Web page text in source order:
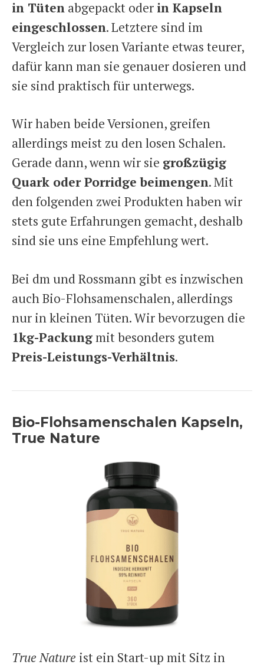
in Tüten abgepackt oder in Kapseln
eingeschlossen. Letztere sind im
Vergleich zur losen Variante etwas teurer,
dafür kann man sie genauer dosieren und
sie sind praktisch für unterwegs.
Wir haben beide Versionen, greifen
allerdings meist zu den losen Schalen.
Gerade dann, wenn wir sie großzügig
Quark oder Porridge beimengen. Mit
den folgenden zwei Produkten haben wir
stets gute Erfahrungen gemacht, deshalb
sind sie uns eine Empfehlung wert.
Bei dm und Rossmann gibt es inzwischen
auch Bio-Flohsamenschalen, allerdings
nur in kleinen Tüten. Wir bevorzugen die
1kg-Packungmit besonders gutem
Preis-Leistungs-Verhältnis.
Bio-Flohsamenschalen Kapseln,
True Nature
True Nature ist ein Start-up mit Sitz in